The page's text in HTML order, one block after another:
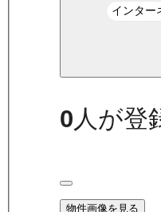
インター
0 人が登
物件画像を見る